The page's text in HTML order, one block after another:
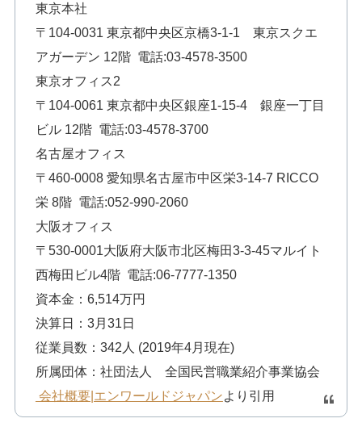
東京本社
〒104-0031 東京都中央区京橋3-1-1 東京スクエ
アガーデン 12階 電話:03-4578-3500
東京オフィス2
〒104-0061 東京都中央区銀座1-15-4 銀座一丁目
ビル 12階 電話:03-4578-3700
名古屋オフィス
〒460-0008 愛知県名古屋市中区栄3-14-7 RICCO
栄 8階 電話:052-990-2060
大阪オフィス
〒530-0001大阪府大阪市北区梅田3-3-45マルイト
西梅田ビル4階 電話:06-7777-1350
資本金：6,514万円
決算日：3月31日
従業員数：342人 (2019年4月現在)
所属団体：社団法人 全国民営職業紹介事業協会
会社概要|エンワールドジャパンより引用